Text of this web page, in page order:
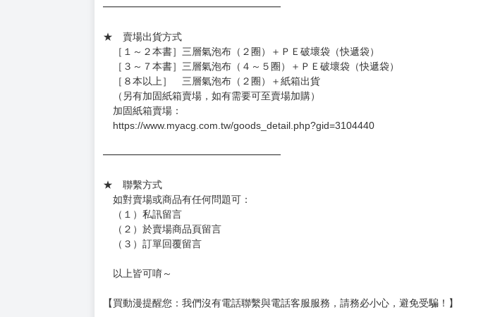
━━━━━━━━━━━━━━━━━━
★ 賣場出貨方式
［１～２本書］三層氣泡布（２圈）＋ＰＥ破壞袋（快遞袋）
［３～７本書］三層氣泡布（４～５圈）＋ＰＥ破壞袋（快遞袋）
［８本以上］ 三層氣泡布（２圈）＋紙箱出貨
（另有加固紙箱賣場，如有需要可至賣場加購）
加固紙箱賣場：
https://www.myacg.com.tw/goods_detail.php?gid=3104440
━━━━━━━━━━━━━━━━━━
★ 聯繫方式
如對賣場或商品有任何問題可：
（１）私訊留言
（２）於賣場商品頁留言
（３）訂單回覆留言
以上皆可唷～
【買動漫提醒您：我們沒有電話聯繫與電話客服服務，請務必小心，避免受騙！】